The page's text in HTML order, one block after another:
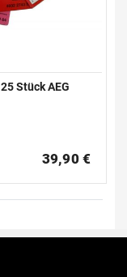
Stück AEG
39,90 €